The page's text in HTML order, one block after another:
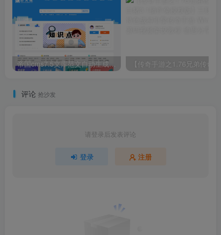
帝国cms7.5文库范文自动生成word文档/文章付费下载内容付费复制
评论 抢沙发
请登录后发表评论
登录 注册